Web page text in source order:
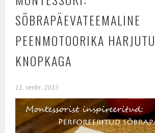
SÕBRAPÄEVATEEMALINE
PEENMOTOORIKA
KNOPKAGA
11. veebr. 2015